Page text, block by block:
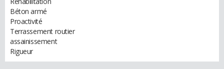
Béton armé
Proactivité
Terrassement routier
assainissement
Rigueur